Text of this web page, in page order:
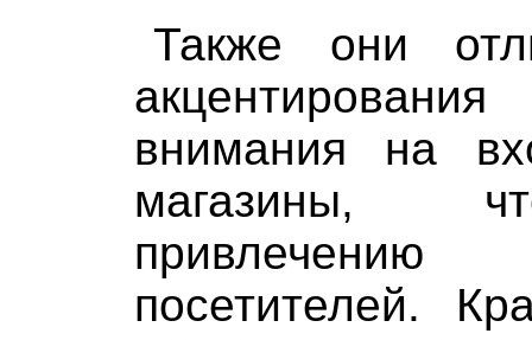
Также они
внимания на
магазины,
посетителей.